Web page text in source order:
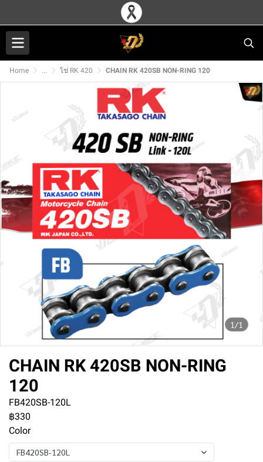
Home ... โซ่ RK 420 CHAIN RK 420SB NON-RING 120
1/1
CHAIN RK 420SB NON-RING
120
FB420SB-120L
฿330
Color
FB420SB-120L